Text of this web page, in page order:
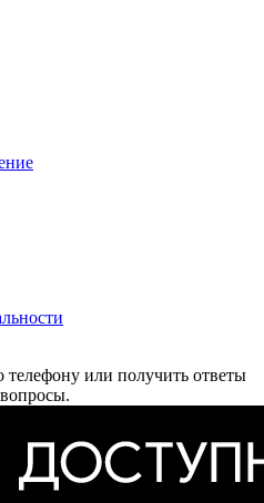
или получить ответы